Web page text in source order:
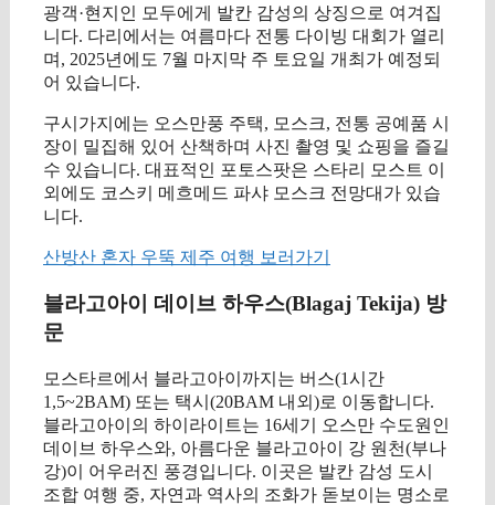
광객·현지인 모두에게 발칸 감성의 상징으로 여겨집
니다. 다리에서는 여름마다 전통 다이빙 대회가 열리
며, 2025년에도 7월 마지막 주 토요일 개최가 예정되
어 있습니다.
구시가지에는 오스만풍 주택, 모스크, 전통 공예품 시
장이 밀집해 있어 산책하며 사진 촬영 및 쇼핑을 즐길
수 있습니다. 대표적인 포토스팟은 스타리 모스트 이
외에도 코스키 메흐메드 파샤 모스크 전망대가 있습
니다.
산방산 혼자 우뚝 제주 여행 보러가기
블라고아이 데이브 하우스(Blagaj Tekija) 방
문
모스타르에서 블라고아이까지는 버스(1시간
1,5~2BAM) 또는 택시(20BAM 내외)로 이동합니다.
블라고아이의 하이라이트는 16세기 오스만 수도원인
데이브 하우스와, 아름다운 블라고아이 강 원천(부나
강)이 어우러진 풍경입니다. 이곳은 발칸 감성 도시
조합 여행 중, 자연과 역사의 조화가 돋보이는 명소로